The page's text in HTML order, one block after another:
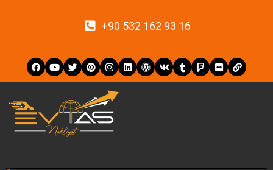
+90 532 162 93 16